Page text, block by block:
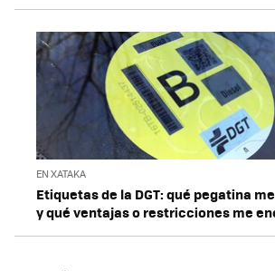
EN XATAKA
Etiquetas de la DGT: qué pegatina
y qué ventajas o restricciones me